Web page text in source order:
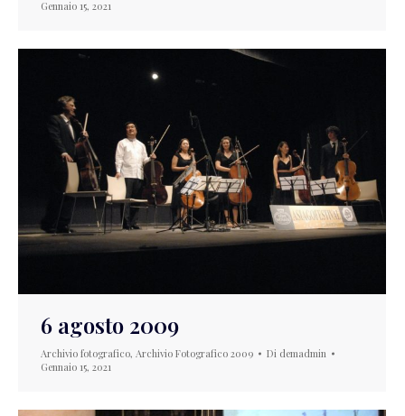
Gennaio 15, 2021
6 agosto 2009
Archivio fotografico, Archivio Fotografico 2009 Di demadmin
Gennaio 15, 2021